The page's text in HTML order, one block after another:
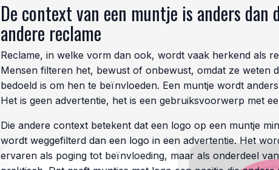
De context van een muntje is anders dan
andere reclame
Reclame, in welke vorm dan ook, wordt vaak herkend als
Mensen filteren het, bewust of onbewust, omdat ze weten
bedoeld is om hen te beïnvloeden. Een muntje wordt
Het is geen advertentie, het is een gebruiksvoorwerp met
Die andere context betekent dat een logo op een muntje
wordt weggefilterd dan een logo in een advertentie. Het
ervaren als poging tot beïnvloeding, maar als onderdeel